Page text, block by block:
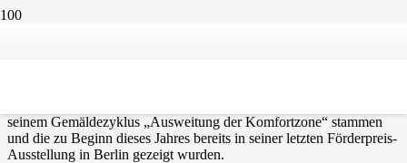
seinem Gemäldezyklus „Ausweitung der Komfortzone“ stammen
und die zu Beginn dieses Jahres bereits in seiner letzten Förderpreis-
Ausstellung in Berlin gezeigt wurden.